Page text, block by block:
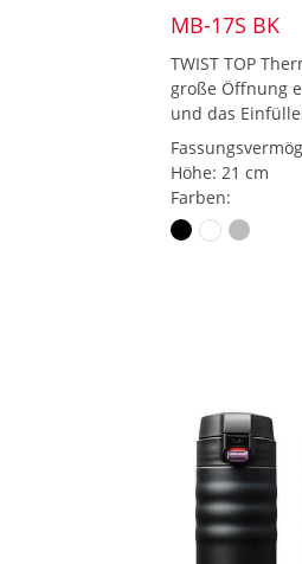
MB-17S BK
TWIST TOP
große Öffnung
und das
Höhe: 21 cm
Farben: